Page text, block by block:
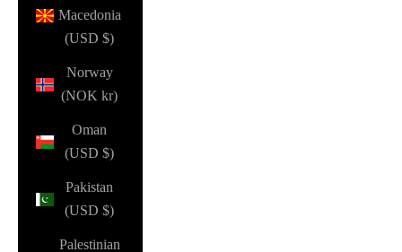
Macedonia
(USD $)
Norway
(NOK kr)
Oman
(USD $)
Pakistan
(USD $)
Palestinian